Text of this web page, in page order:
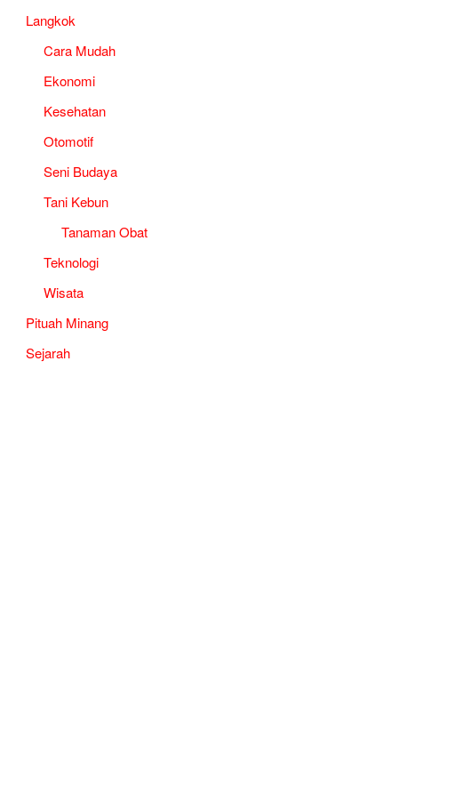
Langkok
Cara Mudah
Ekonomi
Kesehatan
Otomotif
Seni Budaya
Tani Kebun
Tanaman Obat
Teknologi
Wisata
Pituah Minang
Sejarah